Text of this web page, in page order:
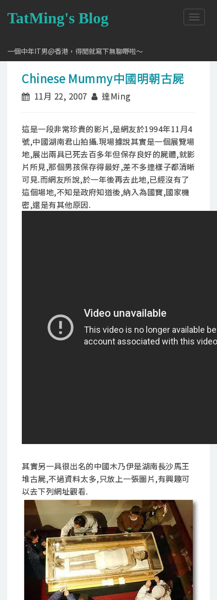
TatMing's Blog
一個中年IT男@香港，得閒就寫下無聊嘢啦～
T
o
i
o
n
Chinese Mummy中國明朝古屍
11月 22, 2007 達Ming
這是一段非常珍貴的影片,是網友於1994年11月4
號,中國湖南君山拍攝.現場據說其實是一個展覽場
地,展出兩具已死去百多年但保存良好的屍體,就影
片所見,那個男孩保存得最好,差不多連樣子都清晰
可見.而網友所說,於一年後再去此地,已經沒有了
這個場地,不知是政府知道後,納入為國寶,國家機
密,還是有其他原因.
其實另一具很出名的中國木乃伊是湖南長沙馬王
堆古屍,不過資料太多,只放上一張圖片,有興趣可
以去下列網址觀看.